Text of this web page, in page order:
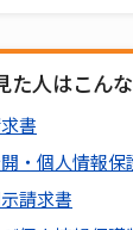
た人はこん
書
・個人情報保
請求書